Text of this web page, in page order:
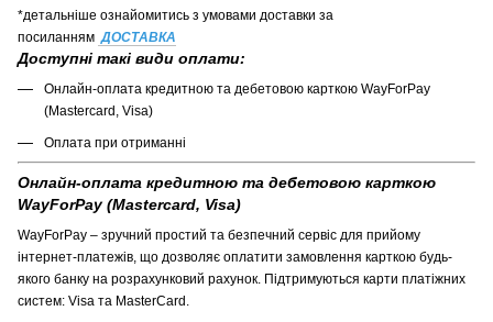
*детальніше ознайомитись з умовами доставки за
посиланням ДОСТАВКА
Доступні такі види оплати:
Онлайн-оплата кредитною та дебетовою карткою WayForPay
(Mastercard, Visa)
Оплата при отриманні
Онлайн-оплата кредитною та дебетовою карткою
WayForPay (Mastercard, Visa)
WayForPay – зручний простий та безпечний сервіс для прийому
інтернет-платежів, що дозволяє оплатити замовлення карткою будь-
якого банку на розрахунковий рахунок. Підтримуються карти платіжних
систем: Visa та MasterCard.